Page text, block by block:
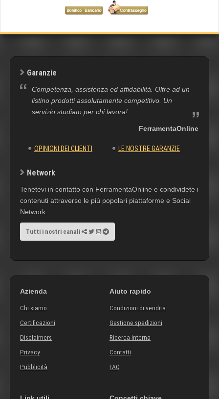
Garanzie
Competenza, assistenza ed affidabilità. Oltre ad un
listino prodotti assolutamente competitivo. Un
servizio studiato per chi lavora!
FerramentaOnline
OPINIONI DEI CLIENTI LE NOSTRE GARANZIE
Network
Tenetevi in contatto con FerramentaOnline e condividete i
contenuti attraverso le più popolari piattaforme e Social
Network.
Tutti i nostri canali
Azienda
Chi siamo
Certificazioni
Disclaimers
Privacy
Pubblicità
Aiuto rapido
Condizioni di vendita
Gestione spedizioni
Ricerca interna
Contatti
FAQ